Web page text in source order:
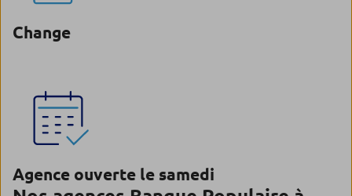
Change
Agence ouverte le samedi